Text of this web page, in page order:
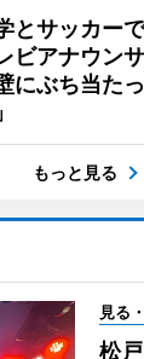
とサッカー
ビアナウン
にぶち当た
もっと見る
見る
松